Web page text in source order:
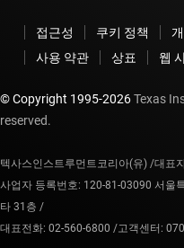
접근성 쿠키 정책
사용 약관
상표 웹
© Copyright 1995-2026Texas
reserved.
텍사스인스트루먼트코리아(유) /대표
사업자 등록번호: 120-81-03090 서울
타 31층 /
대표전화: 02-560-6800 /고객센터: